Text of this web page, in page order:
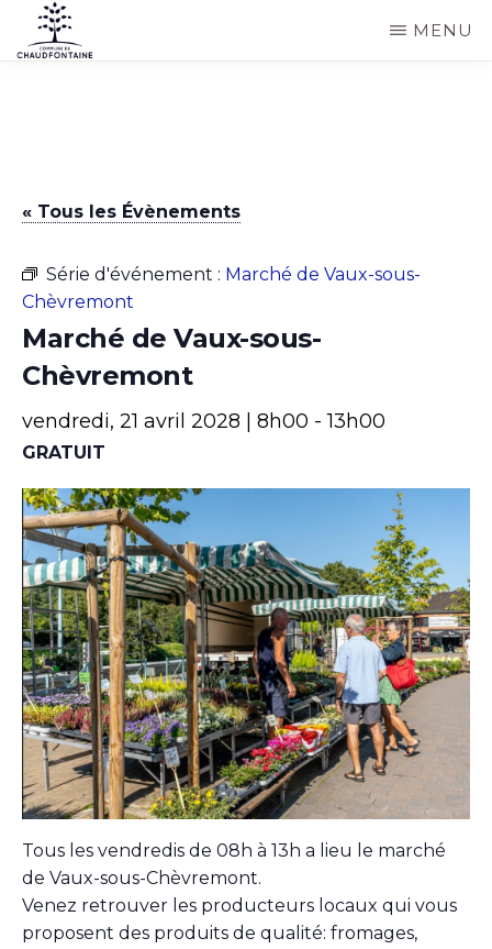
Passer
au
commune
Chaudfontaine
MENU
« Tous les Évènements
Série d'événement : Marché de Vaux-sous-
Chèvremont
Marché de Vaux-sous-
Chèvremont
vendredi, 21 avril 2028 | 8h00 -13h00
GRATUIT
Tous les vendredis de 08h à 13h a lieu le marché
de Vaux-sous-Chèvremont.
Venez retrouver les producteurs locaux qui vous
proposent des produits de qualité: fromages,